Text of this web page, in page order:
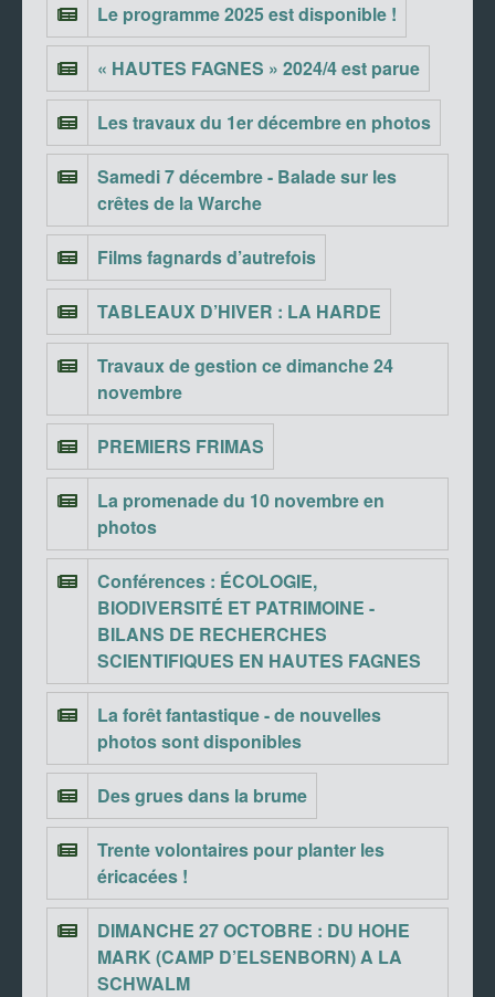
Le programme 2025 est disponible !
« HAUTES FAGNES » 2024/4 est parue
Les travaux du 1er décembre en photos
Samedi 7 décembre - Balade sur les
crêtes de la Warche
Films fagnards d’autrefois
TABLEAUX D’HIVER : LA HARDE
Travaux de gestion ce dimanche 24
novembre
PREMIERS FRIMAS
La promenade du 10 novembre en
photos
Conférences : ÉCOLOGIE,
BIODIVERSITÉ ET PATRIMOINE -
BILANS DE RECHERCHES
SCIENTIFIQUES EN HAUTES FAGNES
La forêt fantastique - de nouvelles
photos sont disponibles
Des grues dans la brume
Trente volontaires pour planter les
éricacées !
DIMANCHE 27 OCTOBRE : DU HOHE
MARK (CAMP D’ELSENBORN) A LA
SCHWALM